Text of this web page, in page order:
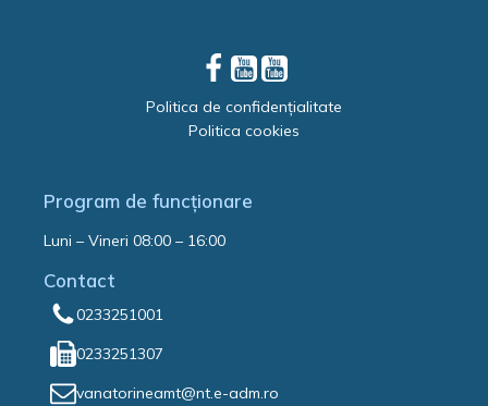
Politica de confidențialitate
Politica cookies
Program de funcționare
Luni – Vineri 08:00 – 16:00
Contact
0233251001
0233251307
vanatorineamt@nt.e-adm.ro